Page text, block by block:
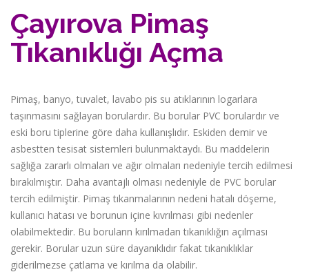
Çayırova Pimaş
Tıkanıklığı Açma
Pimaş, banyo, tuvalet, lavabo pis su atıklarının logarlara
taşınmasını sağlayan borulardır. Bu borular PVC borulardır ve
eski boru tiplerine göre daha kullanışlıdır. Eskiden demir ve
asbestten tesisat sistemleri bulunmaktaydı. Bu maddelerin
sağlığa zararlı olmaları ve ağır olmaları nedeniyle tercih edilmesi
bırakılmıştır. Daha avantajlı olması nedeniyle de PVC borular
tercih edilmiştir. Pimaş tıkanmalarının nedeni hatalı döşeme,
kullanıcı hatası ve borunun içine kıvrılması gibi nedenler
olabilmektedir. Bu boruların kırılmadan tıkanıklığın açılması
gerekir. Borular uzun süre dayanıklıdır fakat tıkanıklıklar
giderilmezse çatlama ve kırılma da olabilir.